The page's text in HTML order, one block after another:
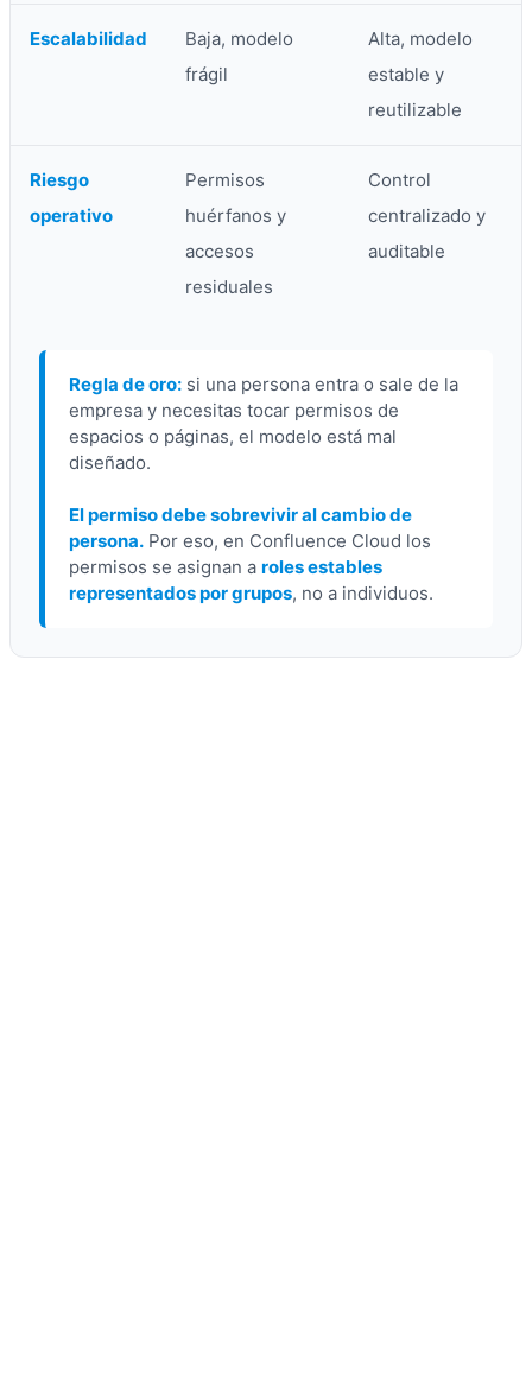
Escalabilidad
Baja, modelo
frágil
Alta, modelo
estable y
reutilizable
Riesgo
operativo
Permisos
huérfanos y
accesos
residuales
Control
centralizado y
auditable
Regla de oro: si una persona entra o sale de la
empresa y necesitas tocar permisos de
espacios o páginas, el modelo está mal
diseñado.
El permiso debe sobrevivir al cambio de
persona. Por eso, en Confluence Cloud los
permisos se asignan a roles estables
representados por grupos, no a individuos.